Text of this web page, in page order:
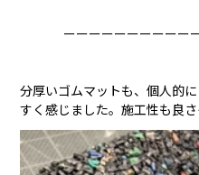
ーーーーーーーーーー
分厚いゴムマットも、個人的
すく感じました。施工性も良さ